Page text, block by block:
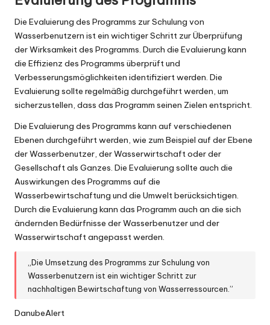
Die Evaluierung des Programms zur Schulung von
Wasserbenutzern ist ein wichtiger Schritt zur Überprüfung
der Wirksamkeit des Programms. Durch die Evaluierung kann
die Effizienz des Programms überprüft und
Verbesserungsmöglichkeiten identifiziert werden. Die
Evaluierung sollte regelmäßig durchgeführt werden, um
sicherzustellen, dass das Programm seinen Zielen entspricht.
Die Evaluierung des Programms kann auf verschiedenen
Ebenen durchgeführt werden, wie zum Beispiel auf der Ebene
der Wasserbenutzer, der Wasserwirtschaft oder der
Gesellschaft als Ganzes. Die Evaluierung sollte auch die
Auswirkungen des Programms auf die
Wasserbewirtschaftung und die Umwelt berücksichtigen.
Durch die Evaluierung kann das Programm auch an die sich
ändernden Bedürfnisse der Wasserbenutzer und der
Wasserwirtschaft angepasst werden.
„Die Umsetzung des Programms zur Schulung von
Wasserbenutzern ist ein wichtiger Schritt zur
nachhaltigen Bewirtschaftung von Wasserressourcen.”
DanubeAlert